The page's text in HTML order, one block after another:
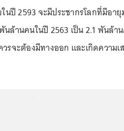
ปี 2593 จะมีประชากรโลกที่มีอา
นล้านคนในปี 2563 เป็น 2.1 พันล้า
วรจะต้องมีทางออก และเกิดความ